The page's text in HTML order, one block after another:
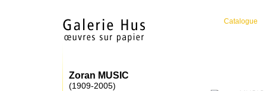
Catalogue
Zoran MUSIC
(1909-2005)